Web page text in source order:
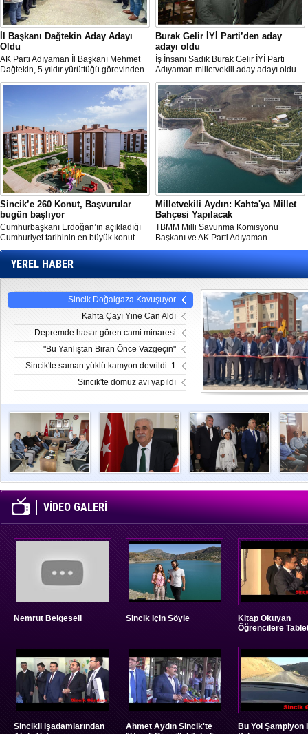
İl Başkanı Dağtekin Aday Adayı
Oldu
AK Parti Adıyaman İl Başkanı Mehmet
Dağtekin, 5 yıldır yürüttüğü görevinden
istifa ederek milletvekili aday adayı
Burak Gelir İYİ Parti’den aday
adayı oldu
İş İnsanı Sadık Burak Gelir İYİ Parti
Adıyaman milletvekili aday adayı oldu.
Sincik’e 260 Konut, Başvurular
bugün başlıyor
Cumhurbaşkanı Erdoğan’ın açıkladığı
Cumhuriyet tarihinin en büyük konut
projesi içerisinde Sincik ilçesi’de var.
Adıyaman’da yapılacak bin 750 konutun
260’ı Sincik’te yapılacağı açıklandı.
Milletvekili Aydın: Kahta'ya Millet
Bahçesi Yapılacak
TBMM Milli Savunma Komisyonu
Başkanı ve AK Parti Adıyaman
Milletvekili Ahmet Aydın, Kahta ilçesine
millet bahçesinin yapılacağını söyledi.
YEREL HABER
Sincik Doğalgaza Kavuşuyor
Kahta Çayı Yine Can Aldı
Depremde hasar gören cami minaresi
yıkıldı
"Bu Yanlıştan Biran Önce Vazgeçin"
Sincik'te saman yüklü kamyon devrildi: 1
ölü
Sincik'te domuz avı yapıldı
VİDEO GALERİ
Nemrut Belgeseli Sincik İçin Söyle
Kitap Okuyan
Öğrencilere
Sincikli İşadamlarından
Ahmet Aydın Sincik'te
Bu Yol Şampiyon